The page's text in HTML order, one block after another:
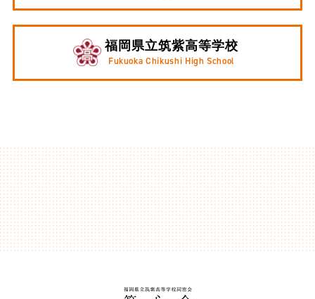
福岡県立筑紫高等学校
Fukuoka Chikushi High School